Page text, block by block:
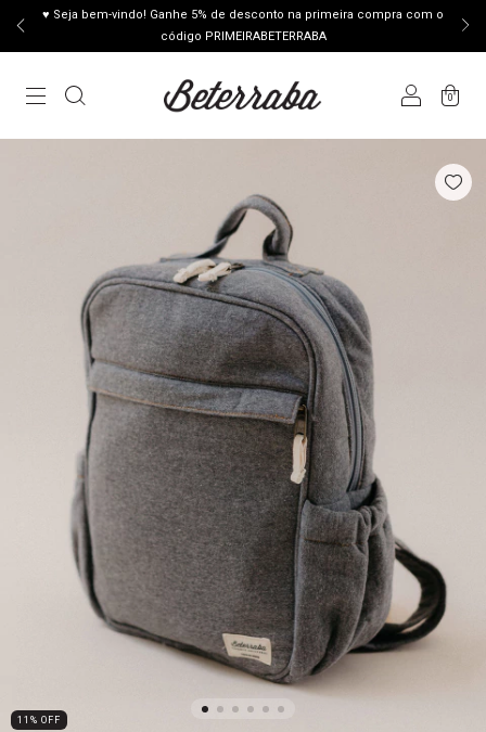
♥ Seja bem-vindo! Ganhe 5% de desconto na primeira compra com o
código PRIMEIRABETERRABA
0
11 % OFF